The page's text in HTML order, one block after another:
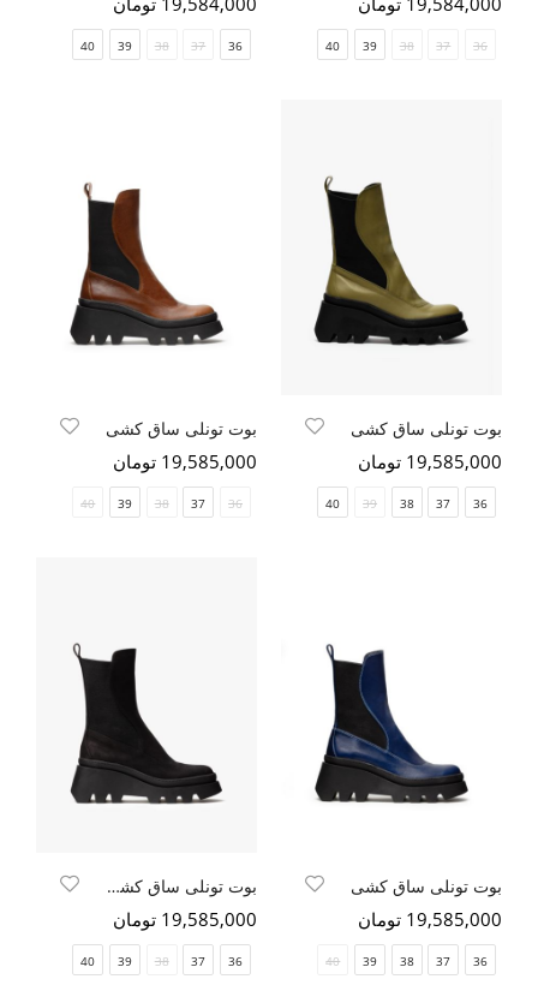
36
37
38
39
40
36
37
38
39
40
بوت تونلی ساق کشی
19,585,000 تومان
36
37
38
39
40
بوت تونلی ساق کشی
19,585,000 تومان
36
37
38
39
40
بوت تونلی ساق کشی
19,585,000 تومان
36
37
38
39
40
بوت تونلی ساق کشی مشکی نبوک
19,585,000 تومان
36
37
38
39
40